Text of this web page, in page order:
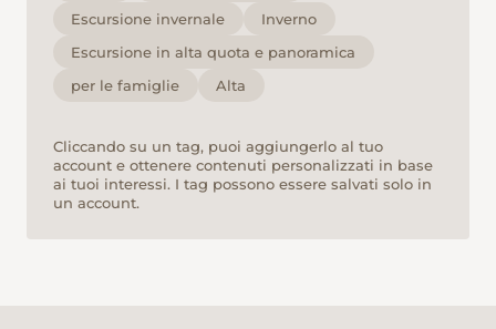
Escursione invernale
Inverno
Escursione in alta quota e panoramica
per le famiglie
Alta
Cliccando su un tag, puoi aggiungerlo al tuo
account e ottenere contenuti personalizzati in base
ai tuoi interessi. I tag possono essere salvati solo in
un account.